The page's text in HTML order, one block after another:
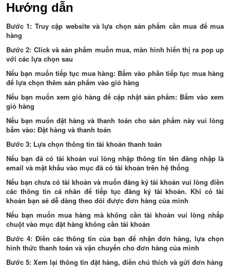
Hướng dẫn
Bước 1: Truy cập website và lựa chọn sản phẩm cần mua để mua
hàng
Bước 2: Click và sản phẩm muốn mua, màn hình hiển thị ra pop up
với các lựa chọn sau
Nếu bạn muốn tiếp tục mua hàng: Bấm vào phần tiếp tục mua hàng
để lựa chọn thêm sản phẩm vào giỏ hàng
Nếu bạn muốn xem giỏ hàng để cập nhật sản phẩm: Bấm vào xem
giỏ hàng
Nếu bạn muốn đặt hàng và thanh toán cho sản phẩm này vui lòng
bấm vào: Đặt hàng và thanh toán
Bước 3: Lựa chọn thông tin tài khoản thanh toán
Nếu bạn đã có tài khoản vui lòng nhập thông tin tên đăng nhập là
email và mật khẩu vào mục đã có tài khoản trên hệ thống
Nếu bạn chưa có tài khoản và muốn đăng ký tài khoản vui lòng điền
các thông tin cá nhân để tiếp tục đăng ký tài khoản. Khi có tài
khoản bạn sẽ dễ dàng theo dõi được đơn hàng của mình
Nếu bạn muốn mua hàng mà không cần tài khoản vui lòng nhấp
chuột vào mục đặt hàng không cần tài khoản
Bước 4:Điền các thông tin của bạn để nhận đơn hàng, lựa chọn
hình thức thanh toán và vận chuyển cho đơn hàng của mình
Bước 5: Xem lại thông tin đặt hàng, điền chú thích và gửi đơn hàng